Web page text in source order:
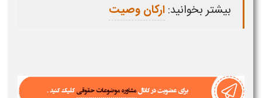
بیشتر بخوانید:ارکان وصیت